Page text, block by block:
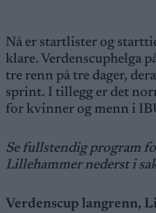
Nå er startlister og
klare. Verdenscuphelga
tre renn på tre dager,
sprint. I tillegg er det
for kvinner og menn i
Se fullstendig program
Lillehammer nederst i
Verdenscup langrenn,